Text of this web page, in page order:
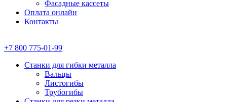
Фасадные кассеты
Оплата онлайн
Контакты
+7 800 775-01-99
Станки для гибки металла
Вальцы
Листогибы
Трубогибы